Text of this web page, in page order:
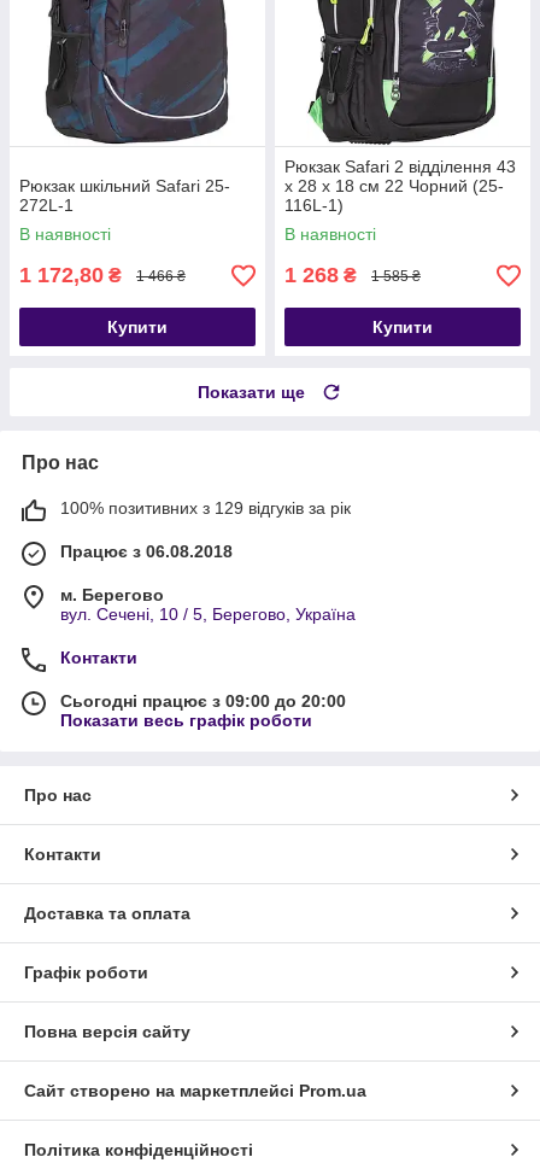
Рюкзак шкільний Safari 25-
272L-1
В наявності
1 172,80 ₴ 1 466 ₴
Купити
Рюкзак Safari 2 відділення 43
х 28 х 18 см 22 Чорний (25-
116L-1)
В наявності
1 268 ₴ 1 585 ₴
Купити
Показати ще
Про нас
100% позитивних з 129 відгуків за рік
Працює з 06.08.2018
м. Берегово
вул. Сечені, 10 / 5, Берегово, Україна
Контакти
Сьогодні працює з 09:00 до 20:00
Показати весь графік роботи
Про нас
Контакти
Доставка та оплата
Графік роботи
Повна версія сайту
Сайт створено на маркетплейсі Prom.ua
Політика конфіденційності